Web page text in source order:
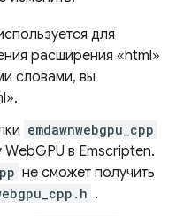
для
расширения «html»
словами, вы
emdawnwebgpu_cpp
в Emscripten.
не сможет получить
.